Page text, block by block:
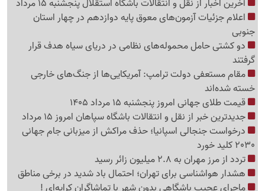
آخرین اخبار از نقل و انتقالات باشگاه استقلال پنجشنبه 15 مرداد
اعلام جزئیات آزمون‌های معوق پایه دوازدهم در چهار استان
جنوبی
دو کشتی حامل محموله‌های نظامی در دریای سیاه هدف قرار
گرفتند
مقام مستعفی دولت ترامپ: آمریکایی‌ها از جنگ‌های خارجی
خسته شده‌اند
قیمت طلای جهانی امروز پنجشنبه 15 مرداد 1405
جدیدترین خبر از نقل و انتقالات باشگاه سپاهان امروز 15 مرداد
درخواست جنجالی اسپانیا؛ حذف مراکش از میزبانی جام جهانی
2030 کلید خورد
تردد از مرز مهران به 2.8 میلیون زائر رسید
هشدار هواشناسی برای تهران؛ احتمال باد شدید در برخی مناطق
ماجرای عجیب باشگاهی بدون شهر با تماشاگران کرایه‌ای !